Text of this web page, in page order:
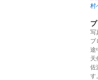
写
ブ
途
天
佐
す